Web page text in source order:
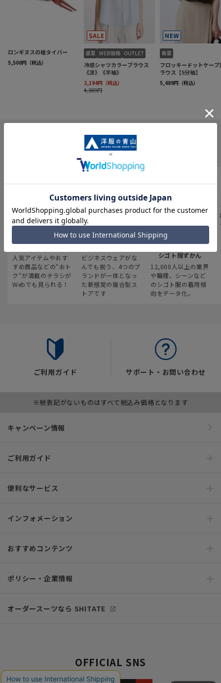
INFORMATION
最新のお買い得情報
人気アイテムやおす
すめ商品などの“おト
ク“が満載のチラシが
Webでも見られる！
スーツスクエア
ビジネスウェアがな
んでも揃う、4つのブ
ランドが一体となっ
た新感覚の複合型ス
トアです
みんなの
シゴト服ずかん
12,000人以上の業界
や職種、シーンなど
のシゴト服の着用傾
向をデータ化。
ご利用ガイド サポート・お問い合わせ
※税表記がないものはすべて税込み価格となります
キャンペーン情報
ご利用ガイド
便利なサービス
インフォメーション
おすすめコンテンツ
ポリシー・企業情報
オーダースーツなら SHITATE
OFFICIAL SNS